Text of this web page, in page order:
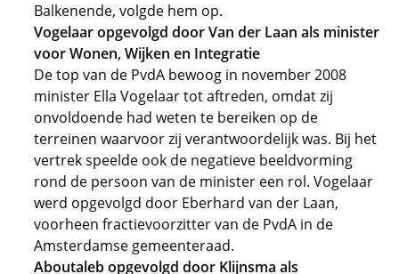
Balkenende, volgde hem op.
Vogelaar opgevolgd door Van der Laan als minister
voor Wonen, Wijken en Integratie
De top van de PvdA bewoog in november 2008
minister Ella Vogelaar tot aftreden, omdat zij
onvoldoende had weten te bereiken op de
terreinen waarvoor zij verantwoordelijk was. Bij het
vertrek speelde ook de negatieve beeldvorming
rond de persoon van de minister een rol. Vogelaar
werd opgevolgd door Eberhard van der Laan,
voorheen fractievoorzitter van de PvdA in de
Amsterdamse gemeenteraad.
Aboutaleb opgevolgd door Klijnsma als